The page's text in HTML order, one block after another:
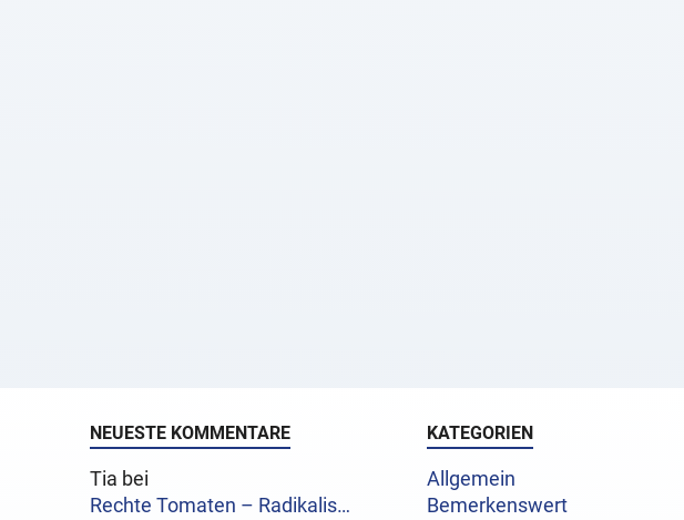
NEUESTE KOMMENTARE
Tia bei
Rechte Tomaten – Radikalis…
KATEGORIEN
Allgemein
Bemerkenswert